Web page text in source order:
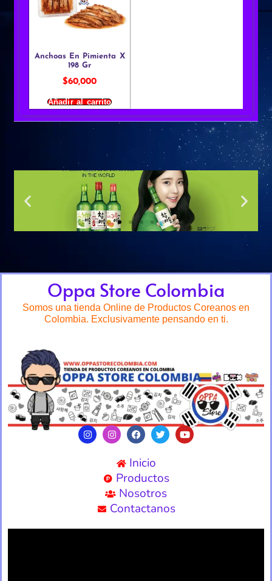
Anchoas En Pimienta X
198 Gr
$60,000
Añadir al carrito
Oppa Store Colombia
Somos una tienda Online de Productos Coreanos en
Colombia. Exclusivamente pensando en ti.
Inicio
Productos
Nosotros
Contactanos